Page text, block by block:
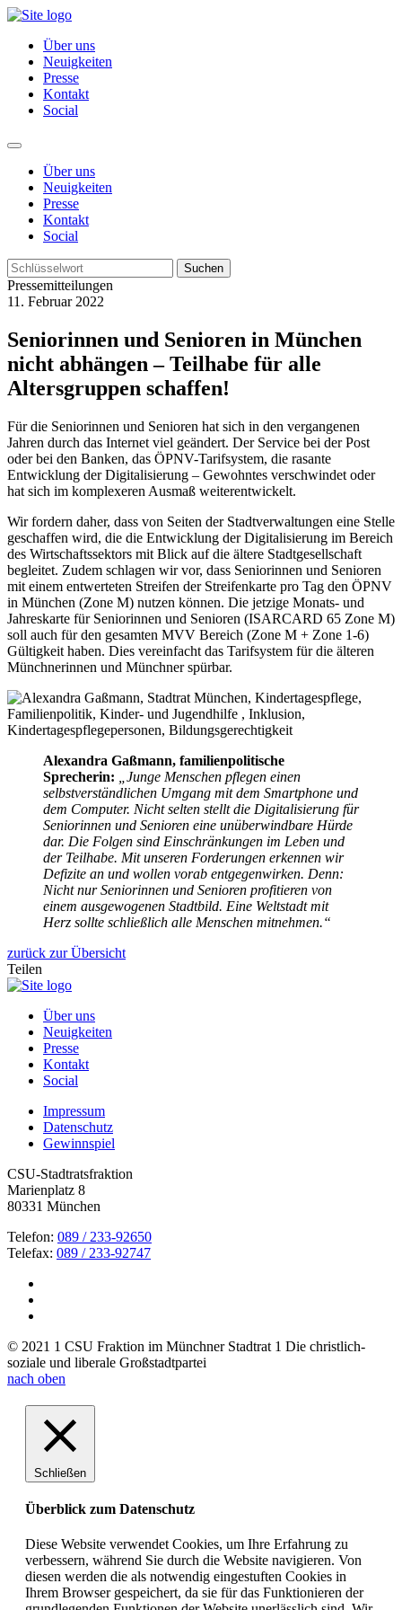
Über uns
Neuigkeiten
Presse
Kontakt
Social
Über uns
Neuigkeiten
Presse
Kontakt
Social
Suchen
Pressemitteilungen
11. Februar 2022
Seniorinnen und Senioren in München
nicht abhängen – Teilhabe für alle
Altersgruppen schaffen!
Für die Seniorinnen und Senioren hat sich in den vergangenen
Jahren durch das Internet viel geändert. Der Service bei der Post
oder bei den Banken, das ÖPNV-Tarifsystem, die rasante
Entwicklung der Digitalisierung – Gewohntes verschwindet oder
hat sich im komplexeren Ausmaß weiterentwickelt.
Wir fordern daher, dass von Seiten der Stadtverwaltungen eine Stelle
geschaffen wird, die die Entwicklung der Digitalisierung im Bereich
des Wirtschaftssektors mit Blick auf die ältere Stadtgesellschaft
begleitet. Zudem schlagen wir vor, dass Seniorinnen und Senioren
mit einem entwerteten Streifen der Streifenkarte pro Tag den ÖPNV
in München (Zone M) nutzen können. Die jetzige Monats- und
Jahreskarte für Seniorinnen und Senioren (ISARCARD 65 Zone M)
soll auch für den gesamten MVV Bereich (Zone M + Zone 1-6)
Gültigkeit haben. Dies vereinfacht das Tarifsystem für die älteren
Münchnerinnen und Münchner spürbar.
Alexandra Gaßmann, familienpolitische
Sprecherin: „Junge Menschen pflegen einen
selbstverständlichen Umgang mit dem Smartphone und
dem Computer. Nicht selten stellt die Digitalisierung für
Seniorinnen und Senioren eine unüberwindbare Hürde
dar. Die Folgen sind Einschränkungen im Leben und
der Teilhabe. Mit unseren Forderungen erkennen wir
Defizite an und wollen vorab entgegenwirken. Denn:
Nicht nur Seniorinnen und Senioren profitieren von
einem ausgewogenen Stadtbild. Eine Weltstadt mit
Herz sollte schließlich alle Menschen mitnehmen.“
zurück zur Übersicht
Teilen
Über uns
Neuigkeiten
Presse
Kontakt
Social
Impressum
Datenschutz
Gewinnspiel
CSU-Stadtratsfraktion
Marienplatz 8
80331 München
Telefon: 089 / 233-92650
Telefax: 089 / 233-92747
© 2021 1 CSU Fraktion im Münchner Stadtrat 1 Die christlich-
soziale und liberale Großstadtpartei
nach oben
Schließen
Überblick zum Datenschutz
Diese Website verwendet Cookies, um Ihre Erfahrung zu
verbessern, während Sie durch die Website navigieren. Von
diesen werden die als notwendig eingestuften Cookies in
Ihrem Browser gespeichert, da sie für das Funktionieren der